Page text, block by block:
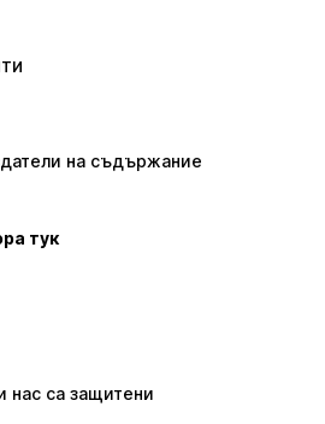
Пуловери и Трикотаж
Поли
на съдържание
тук
нас са защитени